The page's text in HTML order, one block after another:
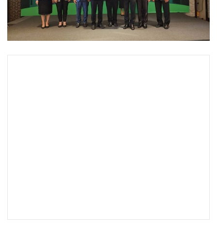
• Green Innovation & SD
• Management & HR
• MGR Live
• Infographic
• เกม